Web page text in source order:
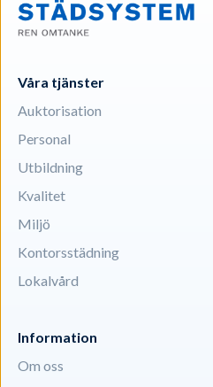
Våra tjänster
Auktorisation
Personal
Utbildning
Kvalitet
Miljö
Kontorsstädning
Lokalvård
Information
Om oss